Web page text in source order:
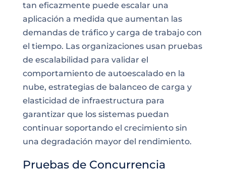
tan eficazmente puede escalar una
aplicación a medida que aumentan las
demandas de tráfico y carga de trabajo con
el tiempo. Las organizaciones usan pruebas
de escalabilidad para validar el
comportamiento de autoescalado en la
nube, estrategias de balanceo de carga y
elasticidad de infraestructura para
garantizar que los sistemas puedan
continuar soportando el crecimiento sin
una degradación mayor del rendimiento.
Pruebas de Concurrencia